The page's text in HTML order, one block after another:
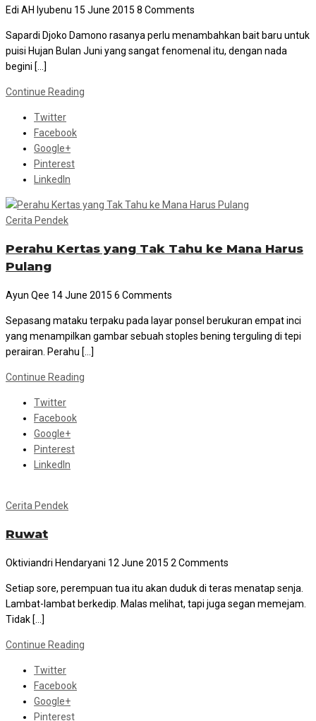
Edi AH Iyubenu 15 June 2015 8 Comments
Sapardi Djoko Damono rasanya perlu menambahkan bait baru untuk
puisi Hujan Bulan Juni yang sangat fenomenal itu, dengan nada
begini […]
Continue Reading
Twitter
Facebook
Google+
Pinterest
LinkedIn
Cerita Pendek
Perahu Kertas yang Tak Tahu ke Mana Harus
Pulang
Ayun Qee 14 June 2015 6 Comments
Sepasang mataku terpaku pada layar ponsel berukuran empat inci
yang menampilkan gambar sebuah stoples bening terguling di tepi
perairan. Perahu […]
Continue Reading
Twitter
Facebook
Google+
Pinterest
LinkedIn
Cerita Pendek
Ruwat
Oktiviandri Hendaryani 12 June 2015 2 Comments
Setiap sore, perempuan tua itu akan duduk di teras menatap senja.
Lambat-lambat berkedip. Malas melihat, tapi juga segan memejam.
Tidak […]
Continue Reading
Twitter
Facebook
Google+
Pinterest